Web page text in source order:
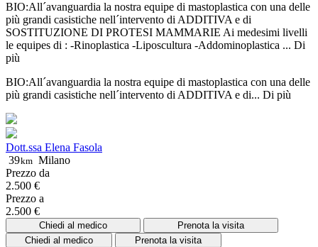
BIO:All´avanguardia la nostra equipe di mastoplastica con una delle
più grandi casistiche nell´intervento di ADDITIVA e di
SOSTITUZIONE DI PROTESI MAMMARIE Ai medesimi livelli
le equipes di : -Rinoplastica -Liposcultura -Addominoplastica ... Di
più
BIO:All´avanguardia la nostra equipe di mastoplastica con una delle
più grandi casistiche nell´intervento di ADDITIVA e di... Di più
Dott.ssa Elena Fasola
39km Milano
Prezzo da
2.500 €
Prezzo a
2.500 €
Chiedi al medico
Prenota la visita
Chiedi al medico
Prenota la visita